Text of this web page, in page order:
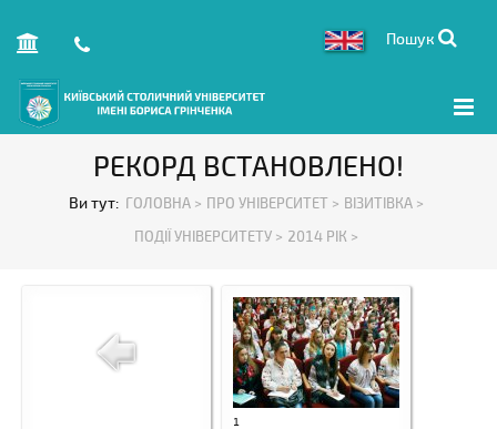
Пошук
РЕКОРД ВСТАНОВЛЕНО!
Ви тут: ГОЛОВНА > ПРО УНІВЕРСИТЕТ > ВІЗИТІВКА >
ПОДІЇ УНІВЕРСИТЕТУ > 2014 РІК >
1